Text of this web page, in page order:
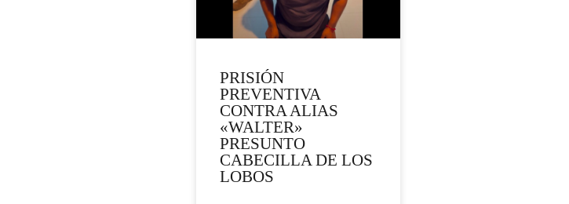
PRISIÓN
PREVENTIVA
CONTRA ALIAS
«WALTER»
PRESUNTO
CABECILLA DE LOS
LOBOS